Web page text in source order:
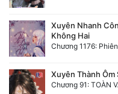
Xuyên Sách
Xuyên Thư
Đô Thị
Xuyên Nhanh
Không Hai
Chương 1176:
Xuyên Thành Ôm
Chương 91: TOÀN